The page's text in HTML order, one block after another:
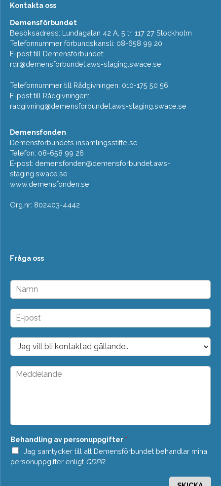
Kontakta oss
Demensförbundet
Besöksadress: Lundagatan 42 A, 5 tr, 117 27 Stockholm
Telefonnummer förbundskansli: 08-658 99 20
E-post till Demensförbundet:
rdr@demensforbundet.aws-staging.swace.se
Telefonnummer till Rådgivningen: 010-175 50 56
E-post till Rådgivningen:
radgivning@demensforbundet.aws-staging.swace.se
Demensfonden
Demensförbundets insamlingsstiftelse
Telefon: 08-658 99 26
E-post: demensfonden@demensforbundet.aws-
staging.swace.se
www.demensfonden.se
Org.nr: 802403-4442
Fråga oss
N
m
n
E
p
o
t
*
D
o
p
M
a
d
e
*
Behandling av personuppgifter *
Jag samtycker till att Demensförbundet behandlar mina
personuppgifter enligt GDPR.